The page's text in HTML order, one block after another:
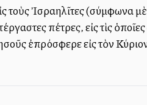
Ἰσραηλῖτες (σύμφωνα μὲ
πέτρες, εἰς τὶς
ἐπρόσφερε εἰς τὸν